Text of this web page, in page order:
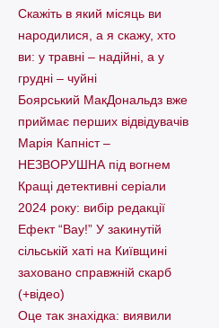
Скажіть в який місяць ви
народилися, а я скажу, хто
ви: у травні – надійні, а у
грудні – чуйні
Боярський МакДональдз вже
приймає перших відвідувачів
Марія Капніст –
НЕЗВОРУШНА під вогнем
Кращі детективні серіали
2024 року: вибір редакції
Ефект “Вау!” У закинутій
сільській хаті на Київщині
заховано справжній скарб
(+відео)
Оце так знахідка: виявили